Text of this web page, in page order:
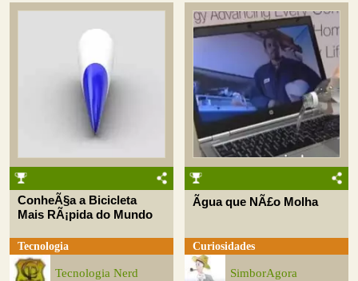
ConheÃ§a a Bicicleta
Mais RÃ¡pida do Mundo
Tecnologia
Tecnologia Nerd
Ãgua que NÃ£o Molha
Curiosidades
SimborAgora